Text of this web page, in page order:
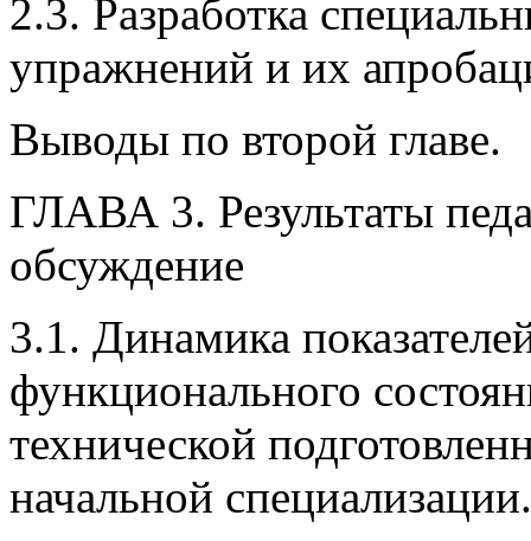
2.3. Разработка
упражнений и их
Выводы по второй главе.
ГЛАВА 3. Результаты
обсуждение
3.1. Динамика
функционального
технической
начальной специализации.